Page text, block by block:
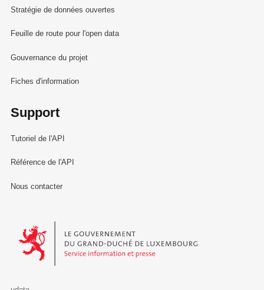
Stratégie de données ouvertes
Feuille de route pour l'open data
Gouvernance du projet
Fiches d'information
Support
Tutoriel de l'API
Référence de l'API
Nous contacter
Le Gouvernement du Grand-Duché de Luxembourg - Service